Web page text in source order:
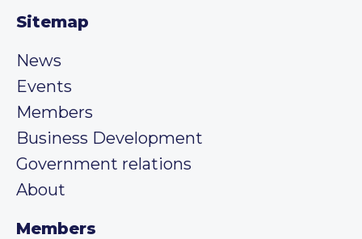
Sitemap
News
Events
Members
Business Development
Government relations
About
Members